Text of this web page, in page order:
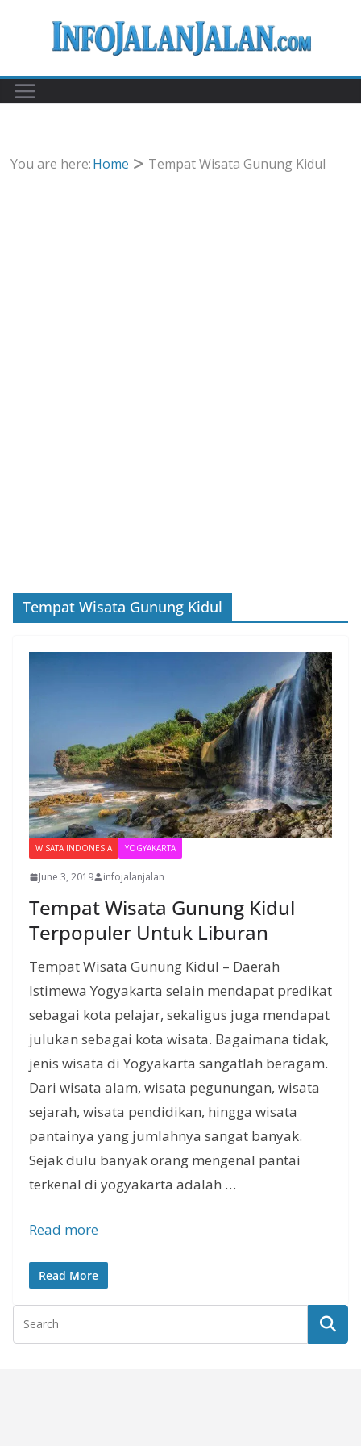
You are here:Home Tempat Wisata Gunung Kidul
Tempat Wisata Gunung Kidul
WISATA INDONESIA YOGYAKARTA
June 3, 2019 infojalanjalan
Tempat Wisata Gunung Kidul
Terpopuler Untuk Liburan
Tempat Wisata Gunung Kidul – Daerah
Istimewa Yogyakarta selain mendapat predikat
sebagai kota pelajar, sekaligus juga mendapat
julukan sebagai kota wisata. Bagaimana tidak,
jenis wisata di Yogyakarta sangatlah beragam.
Dari wisata alam, wisata pegunungan, wisata
sejarah, wisata pendidikan, hingga wisata
pantainya yang jumlahnya sangat banyak.
Sejak dulu banyak orang mengenal pantai
terkenal di yogyakarta adalah …
Read more
Read More